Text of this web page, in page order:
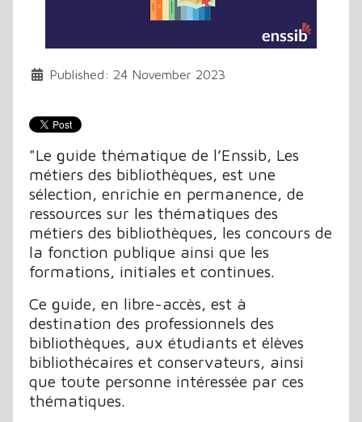
Published: 24 November 2023
"Le guide thématique de l’Enssib, Les
métiers des bibliothèques, est une
sélection, enrichie en permanence, de
ressources sur les thématiques des
métiers des bibliothèques, les concours de
la fonction publique ainsi que les
formations, initiales et continues.
Ce guide, en libre-accès, est à
destination des professionnels des
bibliothèques, aux étudiants et élèves
bibliothécaires et conservateurs, ainsi
que toute personne intéressée par ces
thématiques.